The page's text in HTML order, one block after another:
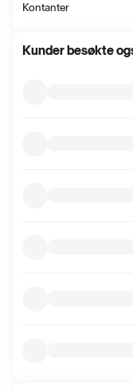
Kontanter
Kunder besøkte